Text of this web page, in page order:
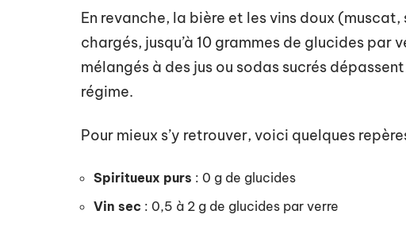
En revanche, la bière et les vins doux
chargés, jusqu’à 10 grammes de glucides
mélangés à des jus ou sodas sucrés
régime.
Pour mieux s’y retrouver, voici quelques
Spiritueux purs : 0 g de glucides
Vin sec : 0,5 à 2 g de glucides par verre